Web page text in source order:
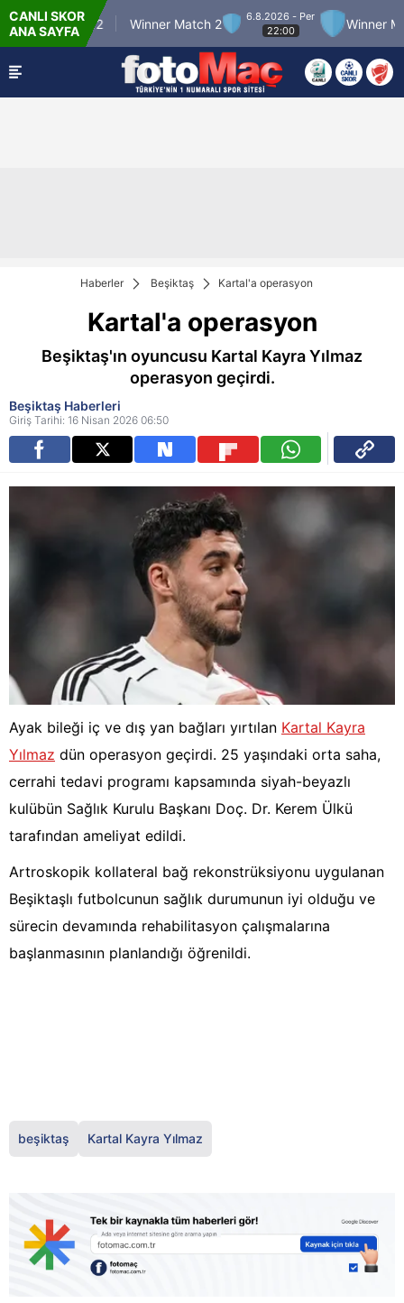
CANLI SKOR
ANA SAYFA
Match 12 Winner Match 2
6.8.2026 - Per
22:00
Winner
Haberler Beşiktaş Kartal'a operasyon
Kartal'a operasyon
Beşiktaş'ın oyuncusu Kartal Kayra Yılmaz
operasyon geçirdi.
Beşiktaş Haberleri
Giriş Tarihi: 16 Nisan 2026 06:50
Ayak bileği iç ve dış yan bağları yırtılan Kartal Kayra
Yılmaz dün operasyon geçirdi. 25 yaşındaki orta saha,
cerrahi tedavi programı kapsamında siyah-beyazlı
kulübün Sağlık Kurulu Başkanı Doç. Dr. Kerem Ülkü
tarafından ameliyat edildi.
Artroskopik kollateral bağ rekonstrüksiyonu uygulanan
Beşiktaşlı futbolcunun sağlık durumunun iyi olduğu ve
sürecin devamında rehabilitasyon çalışmalarına
başlanmasının planlandığı öğrenildi.
beşiktaş Kartal Kayra Yılmaz